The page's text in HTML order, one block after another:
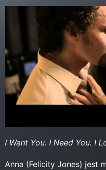
I Want You. I Need You. I
Anna (Felicity Jones) jest